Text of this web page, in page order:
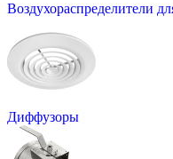
Воздухораспределители
Диффузоры